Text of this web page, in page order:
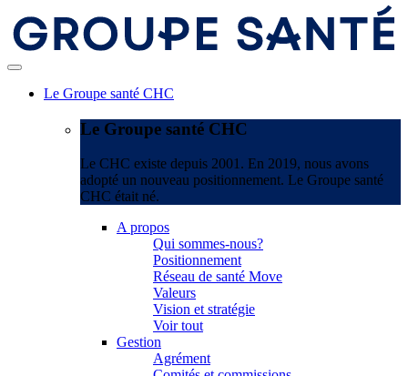
Le Groupe santé CHC
Le Groupe santé CHC
Le CHC existe depuis 2001. En 2019, nous avons
adopté un nouveau positionnement. Le Groupe santé
CHC était né.
A propos
Qui sommes-nous?
Positionnement
Réseau de santé Move
Valeurs
Vision et stratégie
Voir tout
Gestion
Agrément